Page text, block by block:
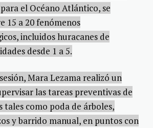
el Océano Atlántico, se
15 a 20 fenómenos
incluidos huracanes de
desde 1 a 5.
Mara Lezama realizó un
las tareas preventivas de
tales como poda de árboles,
y barrido manual, en puntos con